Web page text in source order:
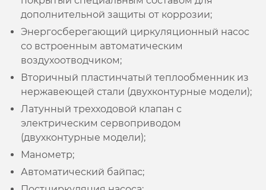
дополнительной защиты от коррозии;
Энергосберегающий циркуляционный насос
со встроенным автоматическим
воздухоотводчиком;
Вторичный пластинчатый теплообменник из
нержавеющей стали (двухконтурные модели);
Латунный трехходовой клапан с
электрическим сервоприводом
(двухконтурные модели);
Манометр;
Автоматический байпас;